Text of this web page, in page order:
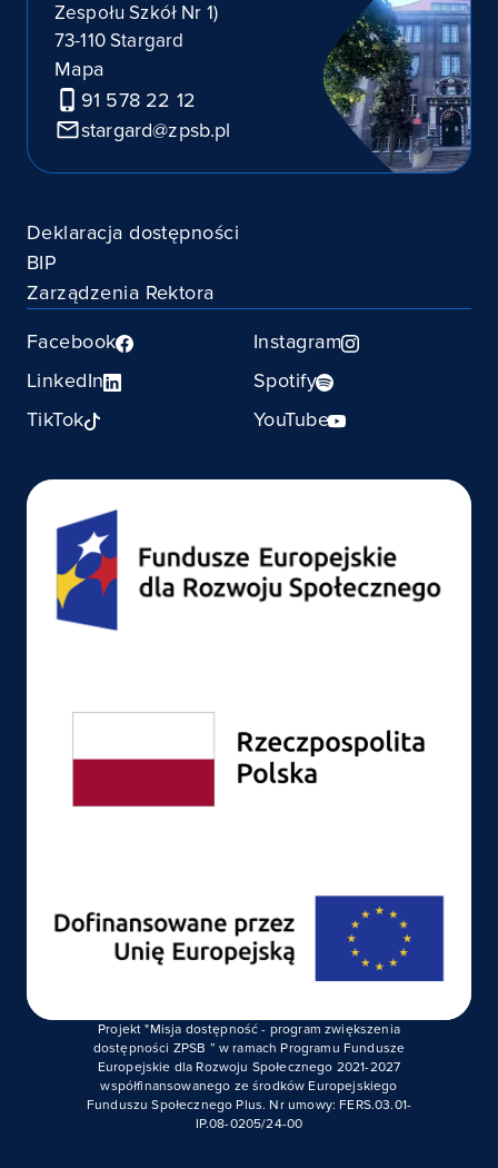
Zespołu Szkół Nr 1)
73-110 Stargard
Mapa
91 578 22 12
stargard@zpsb.pl
Deklaracja dostępności
BIP
Zarządzenia Rektora
Facebook
Instagram
LinkedIn
Spotify
TikTok
YouTube
Projekt "Misja dostępność - program zwiększenia
dostępności ZPSB ” w ramach Programu Fundusze
Europejskie dla Rozwoju Społecznego 2021-2027
współfinansowanego ze środków Europejskiego
Funduszu Społecznego Plus. Nr umowy: FERS.03.01-
IP.08-0205/24-00